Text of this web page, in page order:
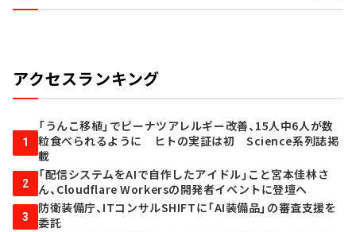
アクセスランキング
1
「うんこ移植」でピーナツアレルギー改善、15人中6人が数
粒食べられるように ヒトの実証は初 Science系列誌掲
載
2
「配信システムをAIで自作したアイドル」こと宮本佳林さ
ん、Cloudflare Workersの開発者イベントに登壇へ
3
防衛装備庁、ITコンサルSHIFTに「AI装備品」の審査支援を
委託